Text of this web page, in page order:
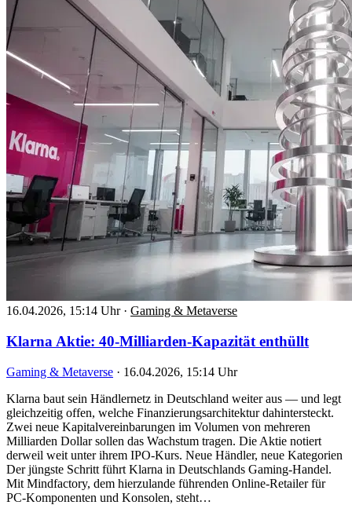
16.04.2026, 15:14 Uhr · Gaming & Metaverse
Klarna Aktie: 40-Milliarden-Kapazität enthüllt
Gaming & Metaverse · 16.04.2026, 15:14 Uhr
Klarna baut sein Händlernetz in Deutschland weiter aus — und legt
gleichzeitig offen, welche Finanzierungsarchitektur dahintersteckt.
Zwei neue Kapitalvereinbarungen im Volumen von mehreren
Milliarden Dollar sollen das Wachstum tragen. Die Aktie notiert
derweil weit unter ihrem IPO-Kurs. Neue Händler, neue Kategorien
Der jüngste Schritt führt Klarna in Deutschlands Gaming-Handel.
Mit Mindfactory, dem hierzulande führenden Online-Retailer für
PC-Komponenten und Konsolen, steht…